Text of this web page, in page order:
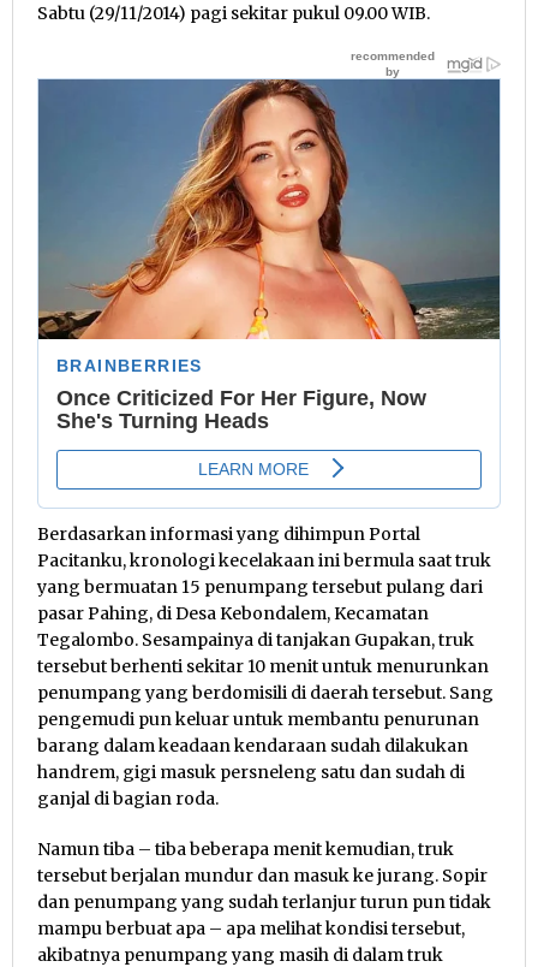
Sabtu (29/11/2014) pagi sekitar pukul 09.00 WIB.
Berdasarkan informasi yang dihimpun Portal
Pacitanku, kronologi kecelakaan ini bermula saat truk
yang bermuatan 15 penumpang tersebut pulang dari
pasar Pahing, di Desa Kebondalem, Kecamatan
Tegalombo. Sesampainya di tanjakan Gupakan, truk
tersebut berhenti sekitar 10 menit untuk menurunkan
penumpang yang berdomisili di daerah tersebut. Sang
pengemudi pun keluar untuk membantu penurunan
barang dalam keadaan kendaraan sudah dilakukan
handrem, gigi masuk persneleng satu dan sudah di
ganjal di bagian roda.
Namun tiba – tiba beberapa menit kemudian, truk
tersebut berjalan mundur dan masuk ke jurang. Sopir
dan penumpang yang sudah terlanjur turun pun tidak
mampu berbuat apa – apa melihat kondisi tersebut,
akibatnya penumpang yang masih di dalam truk